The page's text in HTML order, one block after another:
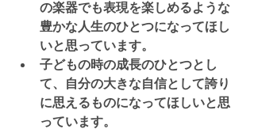
の楽器でも表現を楽しめるような
豊かな人生のひとつになってほし
いと思っています。
子どもの時の成長のひとつとし
て、自分の大きな自信として誇り
に思えるものになってほしいと思
っています。